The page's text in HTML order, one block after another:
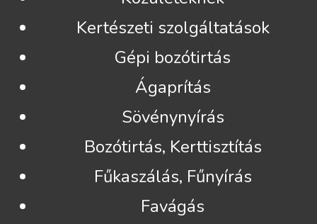
Kertészeti szolgáltatások
Gépi bozótirtás
Ágaprítás
Sövénynyírás
Bozótirtás, Kerttisztítás
Fűkaszálás, Fűnyírás
Favágás